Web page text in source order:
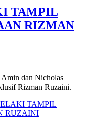
TAMPIL
RIZMAN
dan Nicholas
Rizman Ruzaini.
TAMPIL
RUZAINI